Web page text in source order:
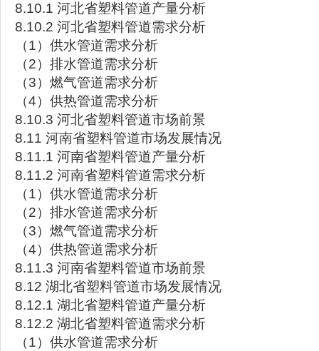
8.10.1 河北省塑料管道产量分析
8.10.2 河北省塑料管道需求分析
（1）供水管道需求分析
（2）排水管道需求分析
（3）燃气管道需求分析
（4）供热管道需求分析
8.10.3 河北省塑料管道市场前景
8.11 河南省塑料管道市场发展情况
8.11.1 河南省塑料管道产量分析
8.11.2 河南省塑料管道需求分析
（1）供水管道需求分析
（2）排水管道需求分析
（3）燃气管道需求分析
（4）供热管道需求分析
8.11.3 河南省塑料管道市场前景
8.12 湖北省塑料管道市场发展情况
8.12.1 湖北省塑料管道产量分析
8.12.2 湖北省塑料管道需求分析
（1）供水管道需求分析